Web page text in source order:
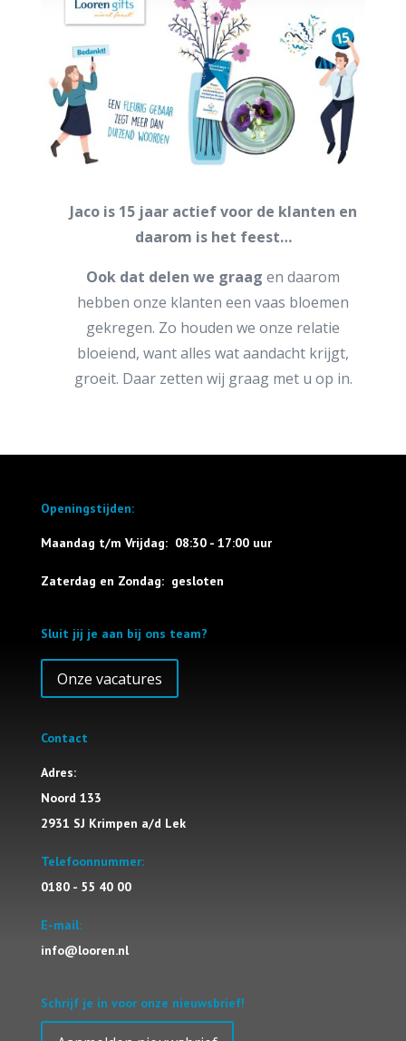
Jaco is 15 jaar actief voor de klanten en
daarom is het feest…
Ook dat delen we graag en daarom
hebben onze klanten een vaas bloemen
gekregen. Zo houden we onze relatie
bloeiend, want alles wat aandacht krijgt,
groeit. Daar zetten wij graag met u op in.
Openingstijden:
Maandag t/m Vrijdag: 08:30 - 17:00 uur
Zaterdag en Zondag: gesloten
Sluit jij je aan bij ons team?
Onze vacatures
Contact
Adres:
Noord 133
2931 SJ Krimpen a/d Lek
Telefoonnummer:
0180 - 55 40 00
E-mail:
info@looren.nl
Schrijf je in voor onze nieuwsbrief!